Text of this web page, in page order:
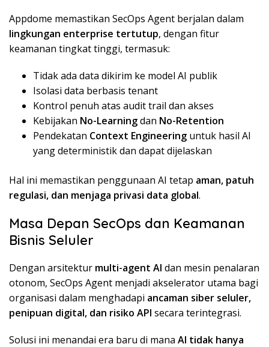
Appdome memastikan SecOps Agent berjalan dalam
lingkungan enterprise tertutup, dengan fitur
keamanan tingkat tinggi, termasuk:
Tidak ada data dikirim ke model AI publik
Isolasi data berbasis tenant
Kontrol penuh atas audit trail dan akses
Kebijakan No-Learningdan No-Retention
Pendekatan Context Engineering untuk hasil AI
yang deterministik dan dapat dijelaskan
Hal ini memastikan penggunaan AI tetap aman, patuh
regulasi, dan menjaga privasi data global.
Masa Depan SecOps dan Keamanan
Bisnis Seluler
Dengan arsitektur multi-agent AI dan mesin penalaran
otonom, SecOps Agent menjadi akselerator utama bagi
organisasi dalam menghadapi ancaman siber seluler,
penipuan digital, dan risiko API secara terintegrasi.
Solusi ini menandai era baru di mana AI tidak hanya